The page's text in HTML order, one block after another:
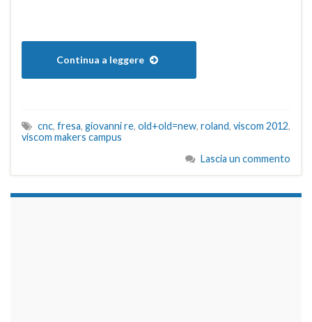
Continua a leggere
cnc, fresa, giovanni re, old+old=new, roland, viscom 2012,
viscom makers campus
Lascia un commento